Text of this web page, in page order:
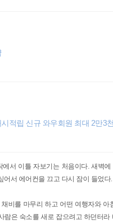
적립 신규 와우회원 최대 2만3
서 이틀 자보기는 처음이다. 새벽
서 에어컨을 끄고 다시 잠이 들었다.
비를 마무리 하고 어떤 여행자와 아
은 숙소를 새로 잡으려고 하던터